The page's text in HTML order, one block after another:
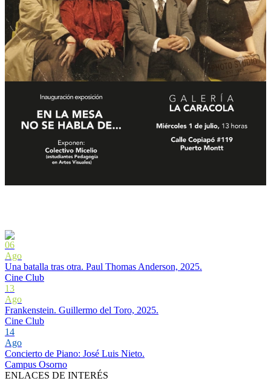
06
Ago
Una batalla tras otra. Paul Thomas Anderson, 2025.
Cine Club
13
Ago
Frankenstein. Guillermo del Toro, 2025.
Cine Club
14
Ago
Concierto de Piano: José Luis Nieto.
Campus Osorno
ENLACES DE INTERÉS